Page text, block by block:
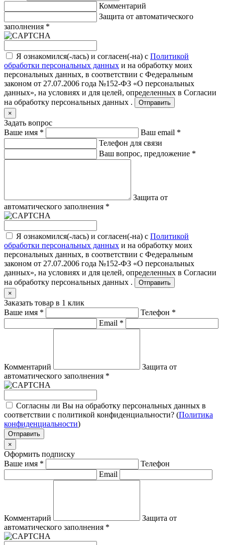
Комментарий
Защита от автоматического
заполнения *
Я ознакомился(-лась) и согласен(-на) с Политикой
обработки персональных данных и на обработку моих
персональных данных, в соответствии с Федеральным
законом от 27.07.2006 года №152-ФЗ «О персональных
данных», на условиях и для целей, определенных в Согласии
на обработку персональных данных .
Отправить
×
Задать вопрос
Ваше имя * Ваш email *
Телефон для связи
Ваш вопрос, предложение *
Защита от
автоматического заполнения *
Я ознакомился(-лась) и согласен(-на) с Политикой
обработки персональных данных и на обработку моих
персональных данных, в соответствии с Федеральным
законом от 27.07.2006 года №152-ФЗ «О персональных
данных», на условиях и для целей, определенных в Согласии
на обработку персональных данных .
Отправить
×
Заказать товар в 1 клик
Ваше имя * Телефон *
Email *
Комментарий
Защита от
автоматического заполнения *
Согласны ли Вы на обработку персональных данных в
соответствии с политикой конфиденциальности? (Политика
конфиденциальности)
Отправить
×
Оформить подписку
Ваше имя *
Телефон
Email
Комментарий
Защита от
автоматического заполнения *